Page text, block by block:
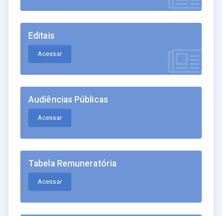
Editais
Acessar
Audiências Públicas
Acessar
Tabela Remuneratória
Acessar